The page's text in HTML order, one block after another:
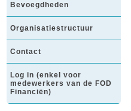
Bevoegdheden
Organisatiestructuur
Contact
Log in (enkel voor
medewerkers van de FOD
Financiën)